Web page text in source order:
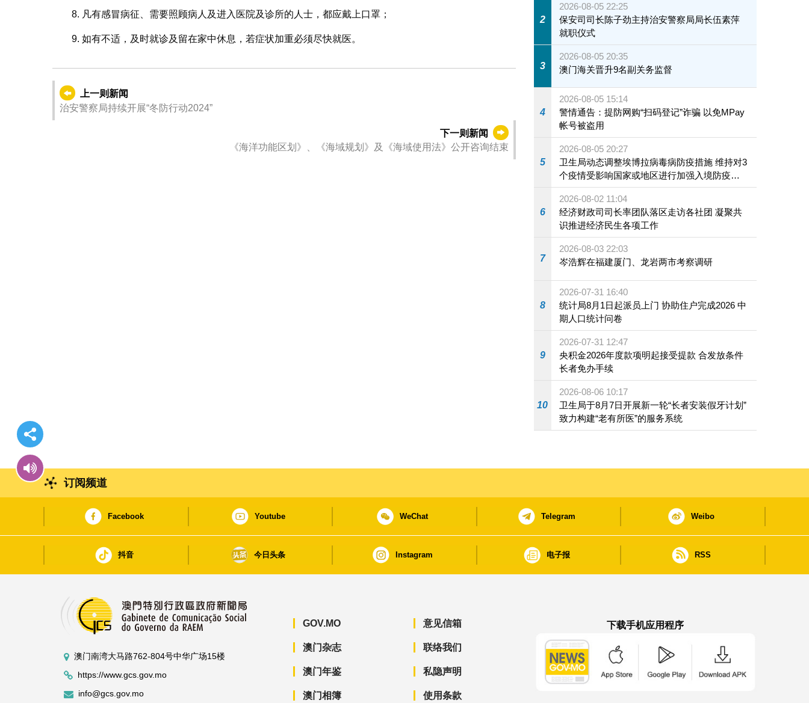
8. 凡有感冒病征、需要照顾病人及进入医院及诊所的人士，都应戴上口罩；
9. 如有不适，及时就诊及留在家中休息，若症状加重必须尽快就医。
上一则新闻
治安警察局持续开展“冬防行动2024”
下一则新闻
《海洋功能区划》、《海域规划》及《海域使用法》公开咨询结束
2
2026-08-05 22:25
保安司司长陈子劲主持治安警察局局长伍素萍
就职仪式
3
2026-08-05 20:35
澳门海关晋升9名副关务监督
4
2026-08-05 15:14
警情通告：提防网购“扫码登记”诈骗 以免MPay
帐号被盗用
5
2026-08-05 20:27
卫生局动态调整埃博拉病毒病防疫措施 维持对3
个疫情受影响国家或地区进行加强入境防疫措
施
6
2026-08-02 11:04
经济财政司司长率团队落区走访各社团 凝聚共
识推进经济民生各项工作
7
2026-08-03 22:03
岑浩辉在福建厦门、龙岩两市考察调研
8
2026-07-31 16:40
统计局8月1日起派员上门 协助住户完成2026 中
期人口统计问卷
9
2026-07-31 12:47
央积金2026年度款项明起接受提款 合发放条件
长者免办手续
10
2026-08-06 10:17
卫生局于8月7日开展新一轮“长者安装假牙计划”
致力构建“老有所医”的服务系统
订阅频道
Facebook Youtube WeChat Telegram Weibo
抖音 今日头条 Instagram 电子报 RSS
澳门南湾大马路762-804号中华广场15楼
https://www.gcs.gov.mo
info@gcs.gov.mo
GOV.MO
澳门杂志
澳门年鉴
澳门相簿
意见信箱
联络我们
私隐声明
使用条款
下载手机应用程序